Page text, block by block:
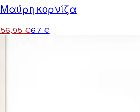
Μαύρη κορνίζα
56,95 €67 €